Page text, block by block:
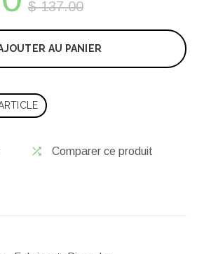
$ 137.00
AU PANIER
Comparer ce produit